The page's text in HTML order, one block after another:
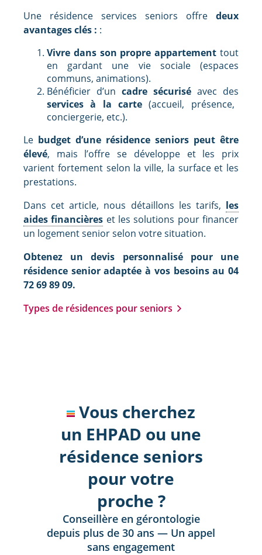
Une résidence services seniors offre deux
avantages clés : :
Vivre dans son propre appartement tout
en gardant une vie sociale (espaces
communs, animations).
Bénéficier d’un cadre sécurisé avec des
services à la carte(accueil, présence,
conciergerie, etc.).
Le budget d’une résidence seniors peut être
élevé, mais l’offre se développe et les prix
varient fortement selon la ville, la surface et les
prestations.
Dans cet article, nous détaillons les tarifs, les
aides financières et les solutions pour financer
un logement senior selon votre situation.
Obtenez un devis personnalisé pour une
résidence senior adaptée à vos besoins au 04
72 69 89 09.
Types de résidences pour seniors
Vous cherchez
un EHPAD ou une
résidence seniors
pour votre
proche ?
Conseillère en gérontologie
depuis plus de 30 ans — Un appel
sans engagement